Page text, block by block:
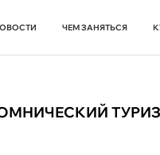
ЧЕМ ЗАНЯТЬСЯ